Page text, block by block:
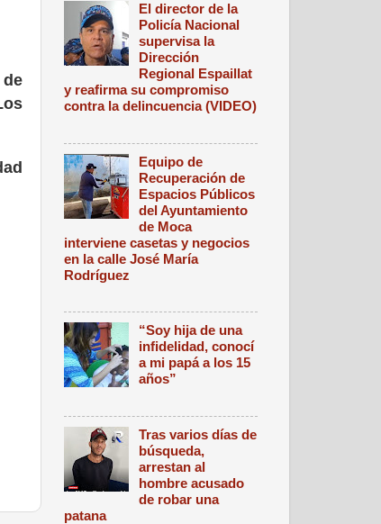
El director de la
Policía Nacional
supervisa la
Dirección
Regional Espaillat
y reafirma su compromiso
contra la delincuencia (VIDEO)
Equipo de
Recuperación de
Espacios Públicos
del Ayuntamiento
de Moca
interviene casetas y negocios
en la calle José María
Rodríguez
“Soy hija de una
infidelidad, conocí
a mi papá a los 15
años”
Tras varios días de
búsqueda,
arrestan al
hombre acusado
de robar una
patana